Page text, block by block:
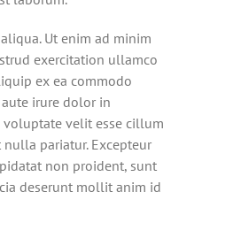
Ut enim ad minim
exercitation ullamco
ex ea commodo
irure dolor in
voluptate velit esse cillum
pariatur. Excepteur
non proident, sunt
deserunt mollit anim id